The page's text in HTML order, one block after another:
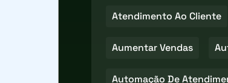
Atendimento Ao Cliente
Aumentar Vendas
Automação De